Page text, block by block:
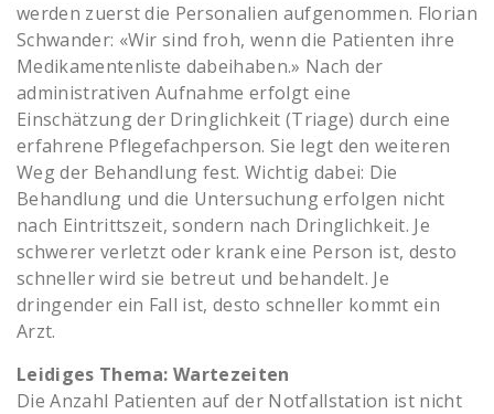
werden zuerst die Personalien aufgenommen. Florian
Schwander: «Wir sind froh, wenn die Patienten ihre
Medikamentenliste dabeihaben.» Nach der
administrativen Aufnahme erfolgt eine
Einschätzung der Dringlichkeit (Triage) durch eine
erfahrene Pflegefachperson. Sie legt den weiteren
Weg der Behandlung fest. Wichtig dabei: Die
Behandlung und die Untersuchung erfolgen nicht
nach Eintrittszeit, sondern nach Dringlichkeit. Je
schwerer verletzt oder krank eine Person ist, desto
schneller wird sie betreut und behandelt. Je
dringender ein Fall ist, desto schneller kommt ein
Arzt.
Leidiges Thema: Wartezeiten
Die Anzahl Patienten auf der Notfallstation ist nicht